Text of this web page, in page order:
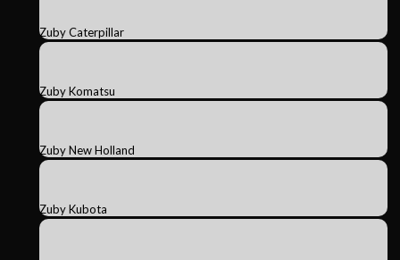
Zuby Caterpillar
Zuby Komatsu
Zuby New Holland
Zuby Kubota